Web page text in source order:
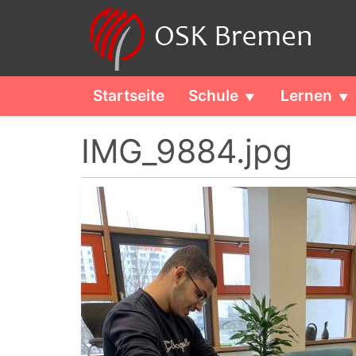
Startseite Schule Lernen
IMG_9884.jpg